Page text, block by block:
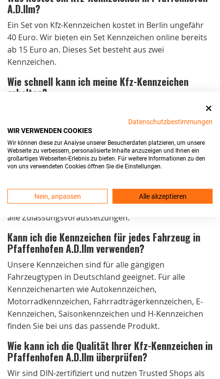
A.D.Ilm?
Ein Set von Kfz-Kennzeichen kostet in Berlin ungefähr
40 Euro. Wir bieten ein Set Kennzeichen online bereits
ab 15 Euro an. Dieses Set besteht aus zwei
Kennzeichen.
Wie schnell kann ich meine Kfz-Kennzeichen
erhalten?
Donnerstag und bis 14 Uhr am Freitag versenden wir
die Kennzeichen noch am selben Tag. Der Versand ist
kostenlos und die Lieferung erfolgt in der Regel
innerhalb von 24 Stunden.
A.D.Ilm zulassungsfähig?
Ja, unsere Kennzeichen sind DIN-zertifiziert und erfüllen
alle Zulassungsvoraussetzungen.
Kann ich die Kennzeichen für jedes Fahrzeug in
Pfaffenhofen A.D.Ilm verwenden?
Unsere Kennzeichen sind für alle gängigen
Fahrzeugtypen in Deutschland geeignet. Für alle
Kennzeichenarten wie Autokennzeichen,
Motorradkennzeichen, Fahrradträgerkennzeichen, E-
Kennzeichen, Saisonkennzeichen und H-Kennzeichen
finden Sie bei uns das passende Produkt.
Wie kann ich die Qualität Ihrer Kfz-Kennzeichen in
Pfaffenhofen A.D.Ilm überprüfen?
Wir sind DIN-zertifiziert und nutzen Trusted Shops als
Datenschutzbestimmungen
WIR VERWENDEN COOKIES
Wir können diese zur Analyse unserer Besucherdaten platzieren, um unsere
Webseite zu verbessern, personalisierte Inhalte anzuzeigen und Ihnen ein
großartiges Webseiten-Erlebnis zu bieten. Für weitere Informationen zu den
von uns verwendeten Cookies öffnen Sie die Einstellungen.
Nein, anpassen Alle akzeptieren